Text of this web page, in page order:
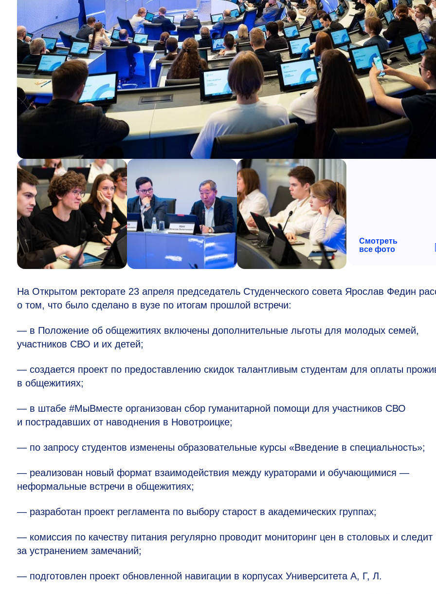
Смотреть
все фото
На Открытом ректорате 23 апреля председатель Студенческого совета Ярослав Федин
о том, что было сделано в вузе по итогам прошлой встречи:
— в Положение об общежитиях включены дополнительные льготы для молодых семей,
участников СВО и их детей;
— создается проект по предоставлению скидок талантливым студентам для оплаты
в общежитиях;
— в штабе #МыВместе организован сбор гуманитарной помощи для участников СВО
и пострадавших от наводнения в Новотроицке;
— по запросу студентов изменены образовательные курсы «Введение в специальность»;
— реализован новый формат взаимодействия между кураторами и обучающимися —
неформальные встречи в общежитиях;
— разработан проект регламента по выбору старост в академических группах;
— комиссия по качеству питания регулярно проводит мониторинг цен в столовых и следит
за устранением замечаний;
— подготовлен проект обновленной навигации в корпусах Университета А, Г, Л.